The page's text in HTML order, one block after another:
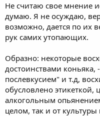
Не считаю свое мнение
думаю. Я не осуждаю,
возможно, дается по их
рук самих утопающих.
Образно: некоторые
достоинствами коньяка,
послевкусием" и т.д,
обусловлено
алкогольным
целом, так и от